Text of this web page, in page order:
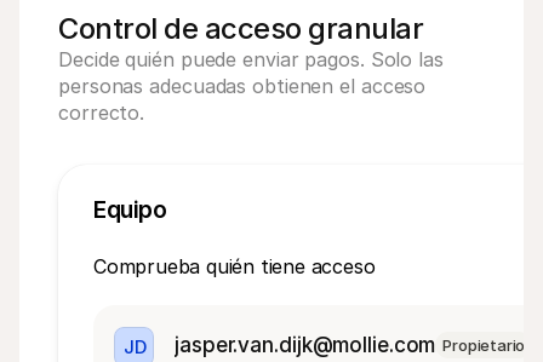
Control de acceso granular
Decide quién puede enviar pagos. Solo las
personas adecuadas obtienen el acceso
correcto.
Equipo
Comprueba quién tiene acceso
JD jasper.van.dijk@mollie.com Propietario